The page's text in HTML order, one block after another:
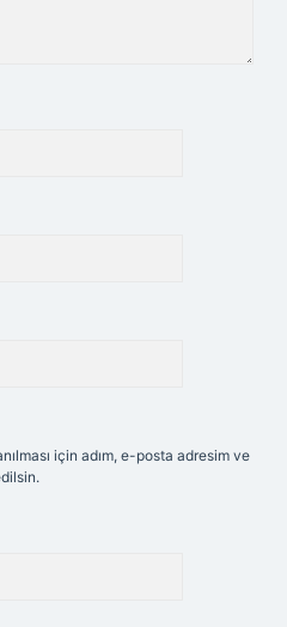
için adım, e-posta adresim ve